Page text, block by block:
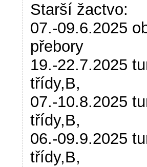
Starší žactvo:
07.-09.6.2025
přebory
19.-22.7.2025
třídy,B,
07.-10.8.2025
třídy,B,
06.-09.9.2025
třídy,B,